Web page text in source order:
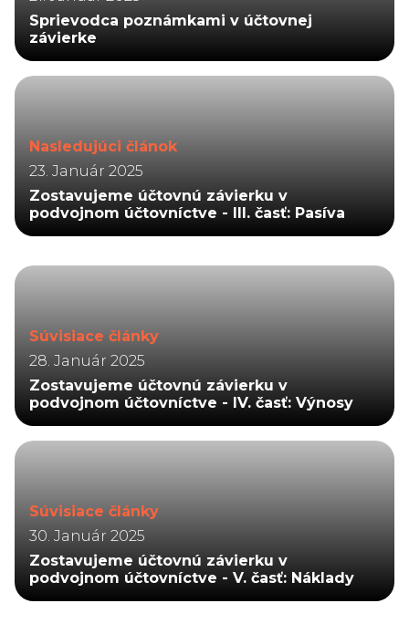
Sprievodca poznámkami v účtovnej
závierke
Nasledujúci článok
23. Január 2025
Zostavujeme účtovnú závierku v
podvojnom účtovníctve - III. časť: Pasíva
Súvisiace články
28. Január 2025
Zostavujeme účtovnú závierku v
podvojnom účtovníctve - IV. časť: Výnosy
Súvisiace články
30. Január 2025
Zostavujeme účtovnú závierku v
podvojnom účtovníctve - V. časť: Náklady